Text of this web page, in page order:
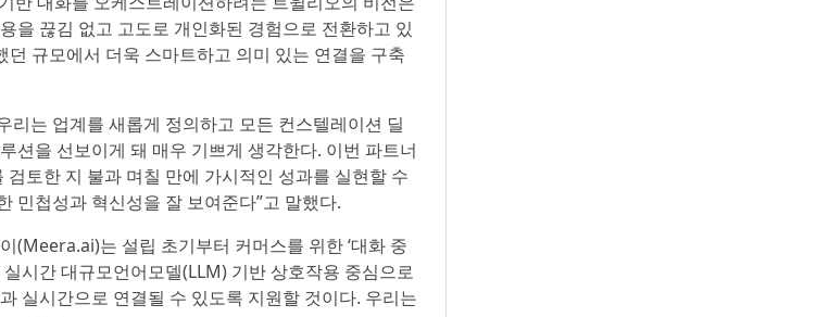
을 끊김 없고 고도로 개인화된 경험으로 전환하고 있
규모에서 더욱 스마트하고 의미 있는 연결을 구축
는 업계를 새롭게 정의하고 모든 컨스텔레이션 딜
을 선보이게 돼 매우 기쁘게 생각한다. 이번 파트너
토한 지 불과 며칠 만에 가시적인 성과를 실현할 수
민첩성과 혁신성을 잘 보여준다”고 말했다.
(Meera.ai)는 설립 초기부터 커머스를 위한 ‘대화 중
시간 대규모언어모델(LLM) 기반 상호작용 중심으로
실시간으로 연결될 수 있도록 지원할 것이다. 우리는